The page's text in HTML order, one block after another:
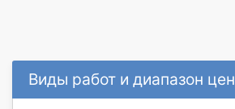
Виды работ и диапазон цен